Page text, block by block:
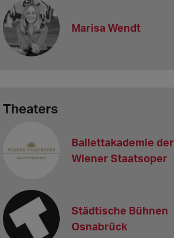
Marisa Wendt
Theaters
Ballettakademie der
Wiener Staatsoper
Städtische Bühnen
Osnabrück